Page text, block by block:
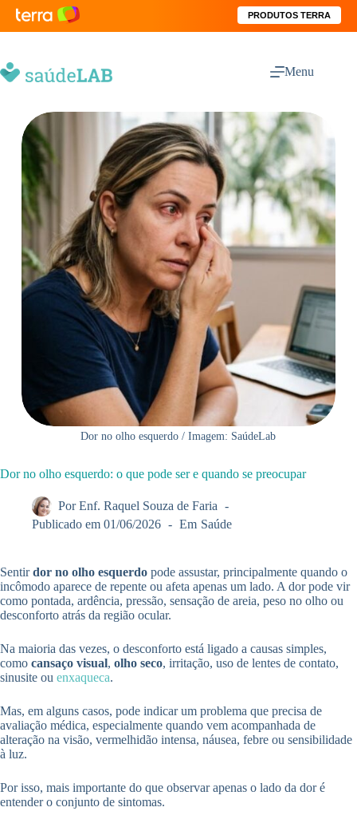
PRODUTOS TERRA
Menu
Dor no olho esquerdo / Imagem: SaúdeLab
Dor no olho esquerdo: o que pode ser e quando se preocupar
Por Enf. Raquel Souza de Faria
Publicado em 01/06/2026 Em Saúde
Sentirdor no olho esquerdo pode assustar, principalmente quando o
incômodo aparece de repente ou afeta apenas um lado. A dor pode vir
como pontada, ardência, pressão, sensação de areia, peso no olho ou
desconforto atrás da região ocular.
Na maioria das vezes, o desconforto está ligado a causas simples,
como cansaço visual, olho seco, irritação, uso de lentes de contato,
sinusite ou enxaqueca.
Mas, em alguns casos, pode indicar um problema que precisa de
avaliação médica, especialmente quando vem acompanhada de
alteração na visão, vermelhidão intensa, náusea, febre ou sensibilidade
à luz.
Por isso, mais importante do que observar apenas o lado da dor é
entender o conjunto de sintomas.